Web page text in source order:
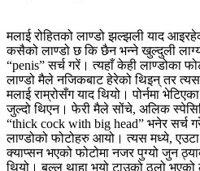
मलाई रोहितको लाण्डो झल्झली याद
कसैको लाण्डो छ कि छैन भन्ने खुल्दुली
“penis” सर्च गरें। त्यहाँ केही लाण्डोका
लाण्डो मैले नजिकबाट हेरेको थिइन् तर
मलाई राम्रोसँग याद थियो। पोर्नमा
जुल्दो थिएन। फेरी मैले सोंचे, अलिक
“thick cock with big head” भनेर सर्च
लाण्डोको फोटोहरु आयो। त्यस मध्ये,
क्याप्सन भएको फोटोमा नजर पुग्यो जुन
थियो। बल्ल थाहा भयो टाउको ठुलो भएको